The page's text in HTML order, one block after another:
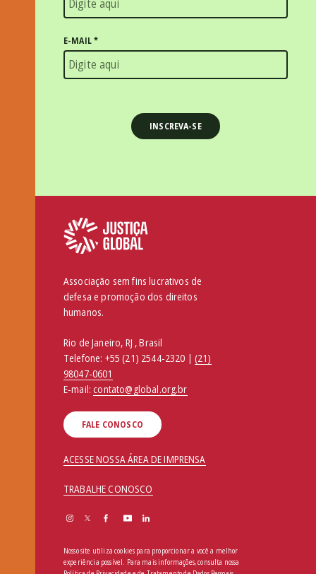
E-MAIL*
Associação sem fins lucrativos de
defesa e promoção dos direitos
humanos.
Rio de Janeiro, RJ , Brasil
Telefone: +55 (21) 2544-2320 | (21)
98047-0601
E-mail:contato@global.org.br
FALE CONOSCO
ACESSE NOSSA ÁREA DE IMPRENSA
TRABALHE CONOSCO
Nosso site utiliza cookies para proporcionar a você a melhor
experiência possível. Para mais informações, consulta nossa